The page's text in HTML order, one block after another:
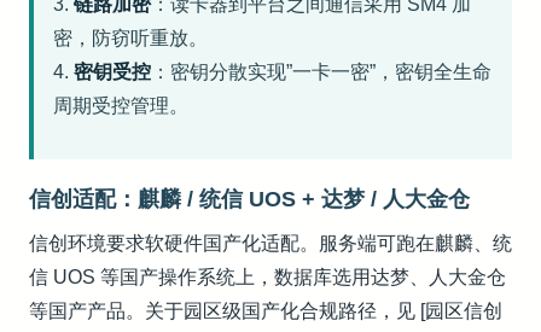
3. 链路加密：读卡器到平台之间通信采用 SM4 加
密，防窃听重放。
4. 密钥受控 ：密钥分散实现”一卡一密”，密钥全生命
周期受控管理。
信创适配：麒麟 / 统信 UOS + 达梦 / 人大金仓
信创环境要求软硬件国产化适配。服务端可跑在麒麟、统
信 UOS 等国产操作系统上，数据库选用达梦、人大金仓
等国产产品。关于园区级国产化合规路径，见 [园区信创